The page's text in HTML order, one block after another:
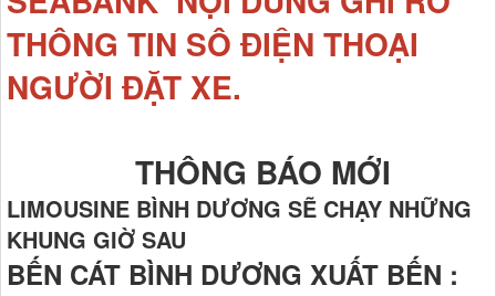
THÔNG TIN SÔ ĐIỆN THOẠI
NGƯỜI ĐẶT XE.
THÔNG BÁO MỚI
LIMOUSINE BÌNH DƯƠNG SẼ CHẠY NHỮNG
KHUNG GIỜ SAU
BẾN CÁT BÌNH DƯƠNG XUẤT BẾN :